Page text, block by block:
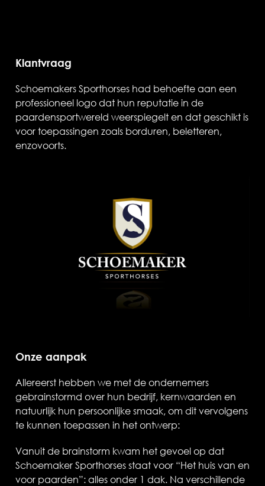
Klantvraag
Schoemakers Sporthorses had behoefte aan een
professioneel logo dat hun reputatie in de
paardensportwereld weerspiegelt en dat geschikt is
voor toepassingen zoals borduren, beletteren,
enzovoorts.
Onze aanpak
Allereerst hebben we met de ondernemers
gebrainstormd over hun bedrijf, kernwaarden en
natuurlijk hun persoonlijke smaak, om dit vervolgens
te kunnen toepassen in het ontwerp:
Vanuit de brainstorm kwam het gevoel op dat
Schoemaker Sporthorses staat voor “Het huis van en
voor paarden”: alles onder 1 dak. Na verschillende